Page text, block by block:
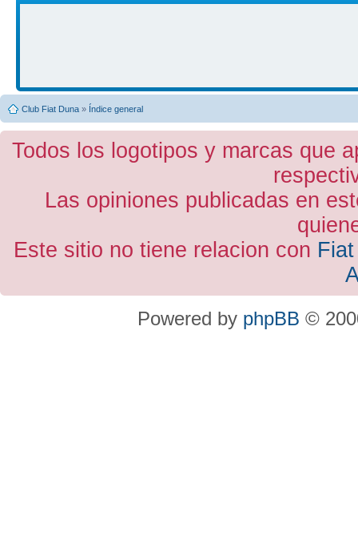
Club Fiat Duna » Índice general
Todos los logotipos y marcas que
Las opiniones publicadas en
Este sitio no tiene relacion con
Powered by phpBB ©